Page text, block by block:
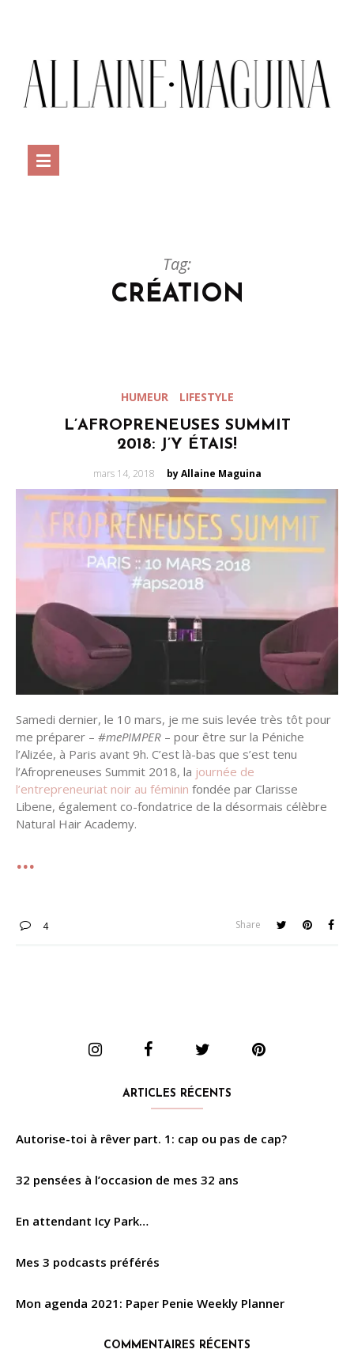
Tag:
CRÉATION
HUMEUR LIFESTYLE
L’AFROPRENEUSES SUMMIT
2018: J’Y ÉTAIS!
Posted
mars 14, 2018 by Allaine Maguina
Samedi dernier, le 10 mars, je me suis levée très tôt pour
me préparer – #mePIMPER – pour être sur la Péniche
l’Alizée, à Paris avant 9h. C’est là-bas que s’est tenu
l’Afropreneuses Summit 2018, la journée de
l’entrepreneuriat noir au féminin fondée par Clarisse
Libene, également co-fondatrice de la désormais célèbre
Natural Hair Academy.
4 Share
ARTICLES RÉCENTS
Autorise-toi à rêver part. 1: cap ou pas de cap?
32 pensées à l’occasion de mes 32 ans
En attendant Icy Park…
Mes 3 podcasts préférés
Mon agenda 2021: Paper Penie Weekly Planner
COMMENTAIRES RÉCENTS